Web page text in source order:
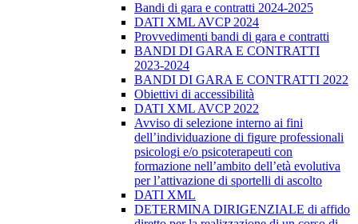
Bandi di gara e contratti 2024-2025
DATI XML AVCP 2024
Provvedimenti bandi di gara e contratti
BANDI DI GARA E CONTRATTI
2023-2024
BANDI DI GARA E CONTRATTI 2022
Obiettivi di accessibilità
DATI XML AVCP 2022
Avviso di selezione interno ai fini
dell’individuazione di figure professionali
psicologi e/o psicoterapeuti con
formazione nell’ambito dell’età evolutiva
per l’attivazione di sportelli di ascolto
DATI XML
DETERMINA DIRIGENZIALE di affido